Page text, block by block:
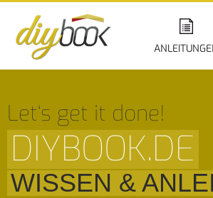
Let‘s get it done!
DIYBOOK.DE
WISSEN &